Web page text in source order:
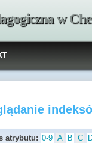
w
atrybutu: 0-9 A B C